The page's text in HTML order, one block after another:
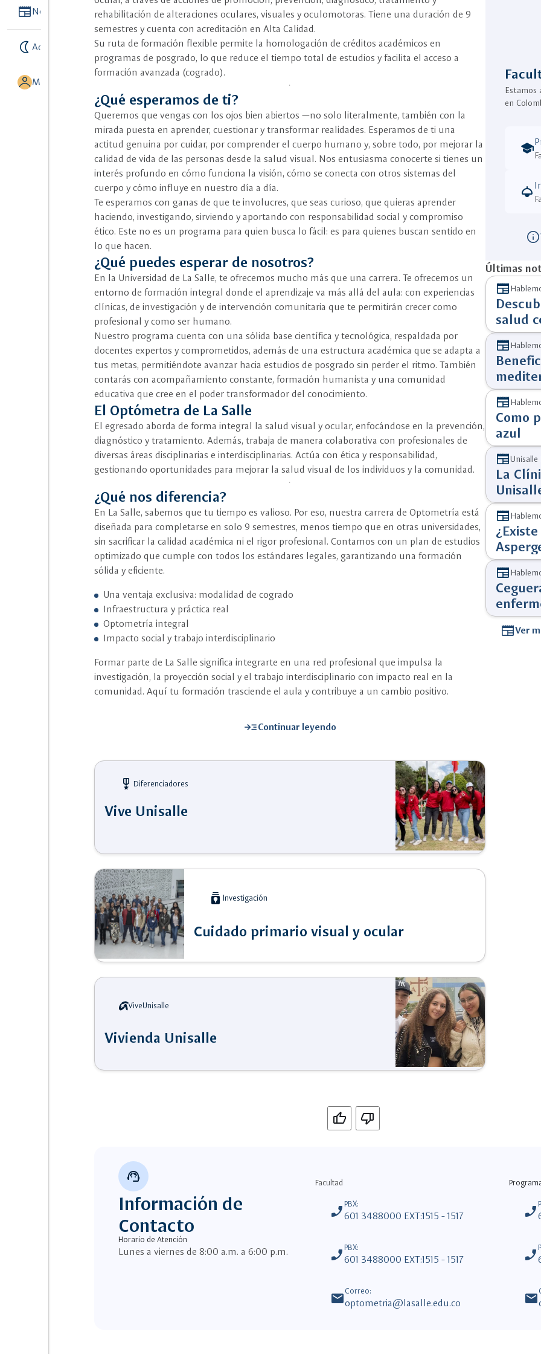
NewspaperNoticias
nightlight Activar modo noche
MI UNISALLE
rehabilitación de alteraciones oculares, visuales y oculomotoras. Tiene una duración de 9
semestres y cuenta con acreditación en Alta Calidad.
Su ruta de formación flexible permite la homologación de créditos académicos en
programas de posgrado, lo que reduce el tiempo total de estudios y facilita el acceso a
formación avanzada (cogrado).
¿Qué esperamos de ti?
Queremos que vengas con los ojos bien abiertos —no solo literalmente, también con la
mirada puesta en aprender, cuestionar y transformar realidades. Esperamos de ti una
actitud genuina por cuidar, por comprender el cuerpo humano y, sobre todo, por mejorar la
calidad de vida de las personas desde la salud visual. Nos entusiasma conocerte si tienes un
interés profundo en cómo funciona la visión, cómo se conecta con otros sistemas del
cuerpo y cómo influye en nuestro día a día.
Te esperamos con ganas de que te involucres, que seas curioso, que quieras aprender
haciendo, investigando, sirviendo y aportando con responsabilidad social y compromiso
ético. Este no es un programa para quien busca lo fácil: es para quienes buscan sentido en
lo que hacen.
¿Qué puedes esperar de nosotros?
En la Universidad de La Salle, te ofrecemos mucho más que una carrera. Te ofrecemos un
entorno de formación integral donde el aprendizaje va más allá del aula: con experiencias
clínicas, de investigación y de intervención comunitaria que te permitirán crecer como
profesional y como ser humano.
Nuestro programa cuenta con una sólida base científica y tecnológica, respaldada por
docentes expertos y comprometidos, además de una estructura académica que se adapta a
tus metas, permitiéndote avanzar hacia estudios de posgrado sin perder el ritmo. También
contarás con acompañamiento constante, formación humanista y una comunidad
educativa que cree en el poder transformador del conocimiento.
El Optómetra de La Salle
El egresado aborda de forma integral la salud visual y ocular, enfocándose en la prevención,
diagnóstico y tratamiento. Además, trabaja de manera colaborativa con profesionales de
diversas áreas disciplinarias e interdisciplinarias. Actúa con ética y responsabilidad,
gestionando oportunidades para mejorar la salud visual de los individuos y la comunidad.
¿Qué nos diferencia?
En La Salle, sabemos que tu tiempo es valioso. Por eso, nuestra carrera de Optometría está
diseñada para completarse en solo 9 semestres, menos tiempo que en otras universidades,
sin sacrificar la calidad académica ni el rigor profesional. Contamos con un plan de estudios
optimizado que cumple con todos los estándares legales, garantizando una formación
sólida y eficiente.
Una ventaja exclusiva: modalidad de cogrado
Infraestructura y práctica real
Optometría integral
Impacto social y trabajo interdisciplinario
Formar parte de La Salle significa integrarte en una red profesional que impulsa la
investigación, la proyección social y el trabajo interdisciplinario con impacto real en la
comunidad. Aquí tu formación trasciende el aula y contribuye a un cambio positivo.
read_moreContinuar leyendo
military_tech Diferenciadores
Vive Unisalle
batch_prediction Investigación
Cuidado primario visual y ocular
ViveUnisalle
Vivienda Unisalle
Estamos
en
school
light
info
Últimas
newspaper
salud
newspaper
newspaper
Como
azul
newspaper
La
newspaper
newspaper
newspaperVer
Si No
support_agent
Información de
Contacto
Horario de Atención
Lunes a viernes de 8:00 a.m. a 6:00 p.m.
Facultad
phone_enabledPBX:
601 3488000 EXT:1515 - 1517
phone_enabledPBX:
601 3488000 EXT:1515 - 1517
mail Correo:
optometria@lasalle.edu.co
phone_enabled
phone_enabled
mail